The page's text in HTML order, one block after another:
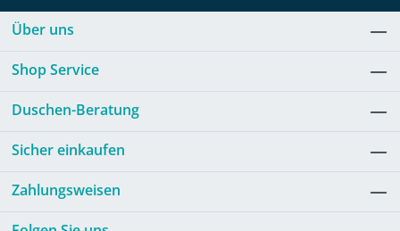
Über uns
Shop Service
Duschen-Beratung
Sicher einkaufen
Zahlungsweisen